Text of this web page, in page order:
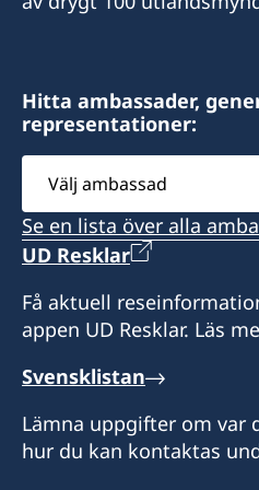
Tidsbokning krävs.
Fax: +1 617 422 1428
Hampshire, Rhode
Besök enligt
tidsbokning.
Ring eller skicka e-post
Distrikt: Pennsylvania
Öppettider: måndag-
Endast besök via
Öppettider: kl 08.00-
13.00.
Telefontider: kl 09.00-
torsdag.
Endast besök via
Hitta ambassader,
representationer:
ambassad
Se en lista över alla
UD Resklar
Få aktuell
appen UD Resklar. Läs
Svensklistan
Lämna uppgifter om var
hur du kan kontaktas